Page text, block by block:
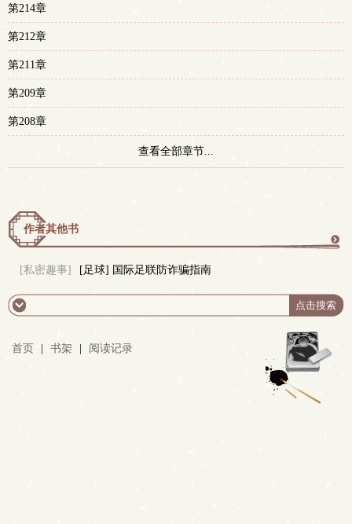
第214章
第212章
第211章
第209章
第208章
查看全部章节...
作者其他书
多
[私密趣事] [足球] 国际足联防诈骗指南
首页 书架 阅读记录